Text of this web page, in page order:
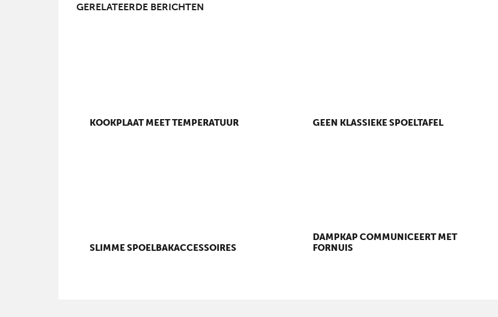
GERELATEERDE BERICHTEN
KOOKPLAAT MEET TEMPERATUUR GEEN KLASSIEKE SPOELTAFEL
SLIMME SPOELBAKACCESSOIRES
DAMPKAP COMMUNICEERT MET
FORNUIS